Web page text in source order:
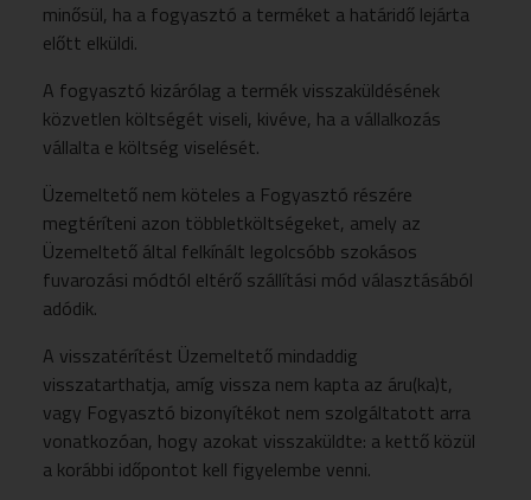
minősül, ha a fogyasztó a terméket a határidő lejárta
előtt elküldi.
A fogyasztó kizárólag a termék visszaküldésének
közvetlen költségét viseli, kivéve, ha a vállalkozás
vállalta e költség viselését.
Üzemeltető nem köteles a Fogyasztó részére
megtéríteni azon többletköltségeket, amely az
Üzemeltető által felkínált legolcsóbb szokásos
fuvarozási módtól eltérő szállítási mód választásából
adódik.
A visszatérítést Üzemeltető mindaddig
visszatarthatja, amíg vissza nem kapta az áru(ka)t,
vagy Fogyasztó bizonyítékot nem szolgáltatott arra
vonatkozóan, hogy azokat visszaküldte: a kettő közül
a korábbi időpontot kell figyelembe venni.